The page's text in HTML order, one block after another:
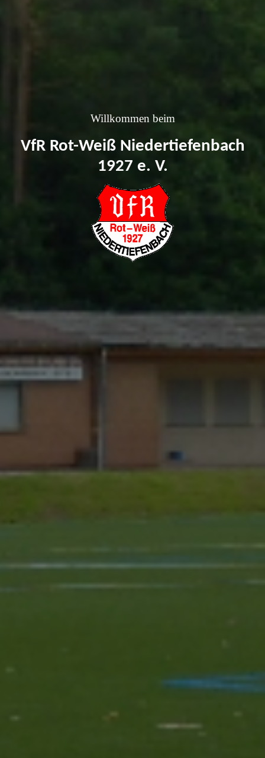
Willkommen beim
VfR Rot-Weiß Niedertiefenbach
1927 e. V.